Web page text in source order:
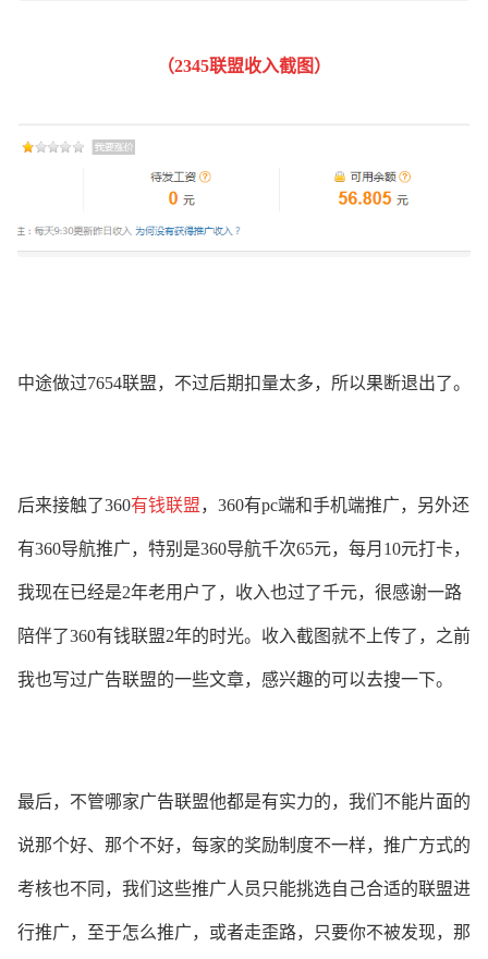
（2345联盟收入截图）
中途做过7654联盟，不过后期扣量太多，所以果断退出了。
后来接触了360有钱联盟，360有pc端和手机端推广，另外还
有360导航推广，特别是360导航千次65元，每月10元打卡，
我现在已经是2年老用户了，收入也过了千元，很感谢一路
陪伴了360有钱联盟2年的时光。收入截图就不上传了，之前
我也写过广告联盟的一些文章，感兴趣的可以去搜一下。
最后，不管哪家广告联盟他都是有实力的，我们不能片面的
说那个好、那个不好，每家的奖励制度不一样，推广方式的
考核也不同，我们这些推广人员只能挑选自己合适的联盟进
行推广，至于怎么推广，或者走歪路，只要你不被发现，那